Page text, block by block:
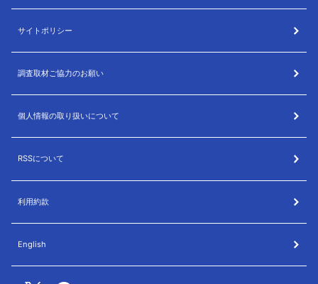
サイトポリシー
調査取材ご協力のお願い
個人情報の取り扱いについて
RSSについて
利用約款
English